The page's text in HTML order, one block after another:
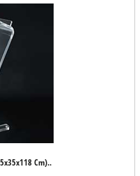
Cm)..